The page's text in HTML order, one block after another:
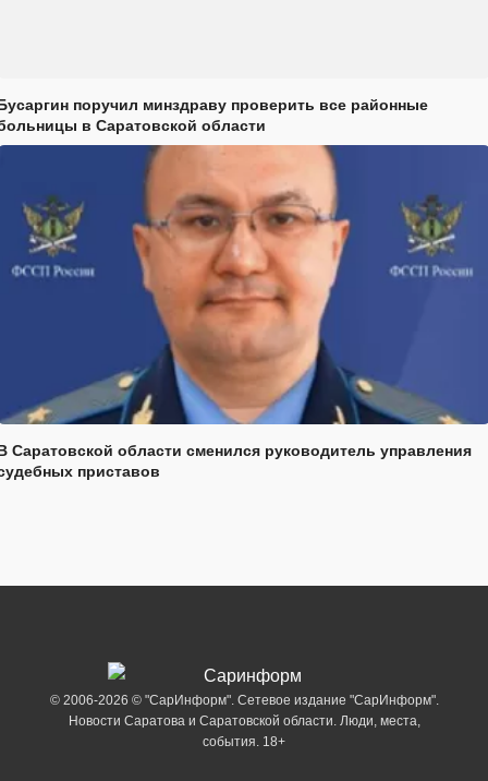
поручил минздраву проверить все районные
в Саратовской области
Саратовской области сменился руководитель управления
приставов
© 2006-2026 © "СарИнформ". Сетевое издание "СарИнформ".
Новости Саратова и Саратовской области. Люди, места,
события. 18+